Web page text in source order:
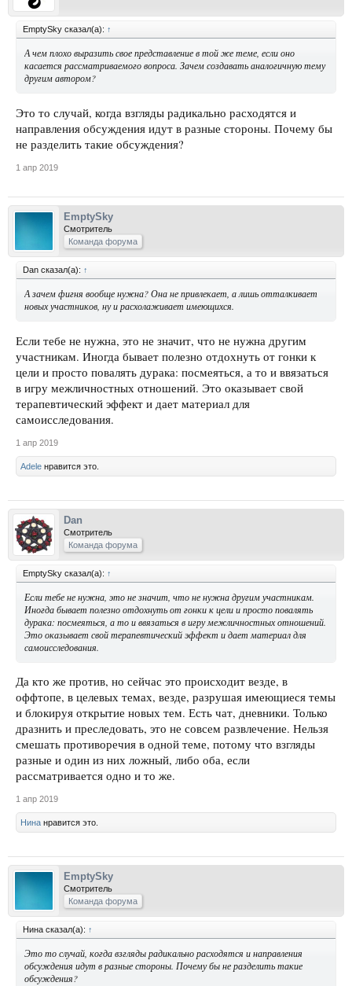
EmptySky сказал(а): ↑
А чем плохо выразить свое представление в той же теме, если оно
касается рассматриваемого вопроса. Зачем создавать аналогичную тему
другим автором?
Это то случай, когда взгляды радикально расходятся и
направления обсуждения идут в разные стороны. Почему бы
не разделить такие обсуждения?
1 апр 2019
EmptySky
Смотритель
Команда форума
Dan сказал(а): ↑
А зачем фигня вообще нужна? Она не привлекает, а лишь отталкивает
новых участников, ну и расхолаживает имеющихся.
Если тебе не нужна, это не значит, что не нужна другим
участникам. Иногда бывает полезно отдохнуть от гонки к
цели и просто повалять дурака: посмеяться, а то и ввязаться
в игру межличностных отношений. Это оказывает свой
терапевтический эффект и дает материал для
самоисследования.
1 апр 2019
Adele нравится это.
Dan
Смотритель
Команда форума
EmptySky сказал(а): ↑
Если тебе не нужна, это не значит, что не нужна другим участникам.
Иногда бывает полезно отдохнуть от гонки к цели и просто повалять
дурака: посмеяться, а то и ввязаться в игру межличностных отношений.
Это оказывает свой терапевтический эффект и дает материал для
самоисследования.
Да кто же против, но сейчас это происходит везде, в
оффтопе, в целевых темах, везде, разрушая имеющиеся темы
и блокируя открытие новых тем. Есть чат, дневники. Только
дразнить и преследовать, это не совсем развлечение. Нельзя
смешать противоречия в одной теме, потому что взгляды
разные и один из них ложный, либо оба, если
рассматривается одно и то же.
1 апр 2019
Нина нравится это.
EmptySky
Смотритель
Команда форума
Нина сказал(а): ↑
Это то случай, когда взгляды радикально расходятся и направления
обсуждения идут в разные стороны. Почему бы не разделить такие
обсуждения?